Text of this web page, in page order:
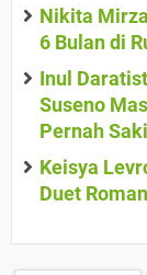
Nikita
6 Bulan di
Inul
Suseno
Pernah
Keisya
Duet